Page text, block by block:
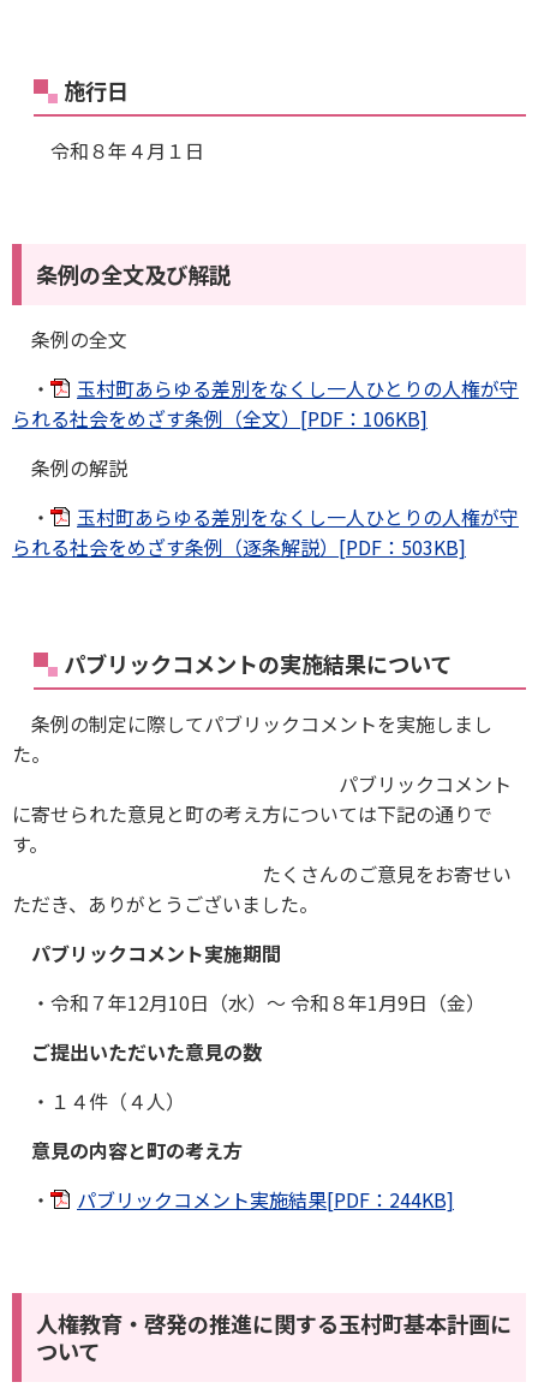
施行日
令和８年４月１日
条例の全文及び解説
条例の全文
・
玉村町あらゆる差別をなくし一人ひとりの人権が守
られる社会をめざす条例（全文）[PDF：106KB]
条例の解説
・
玉村町あらゆる差別をなくし一人ひとりの人権が守
られる社会をめざす条例（逐条解説）[PDF：503KB]
パブリックコメントの実施結果について
条例の制定に際してパブリックコメントを実施しまし
た。
パブリックコメント
に寄せられた意見と町の考え方については下記の通りで
す。
たくさんのご意見をお寄せい
ただき、ありがとうございました。
パブリックコメント実施期間
・令和７年12月10日（水）〜 令和８年1月9日（金）
ご提出いただいた意見の数
・１４件（４人）
意見の内容と町の考え方
・
パブリックコメント実施結果[PDF：244KB]
人権教育・啓発の推進に関する玉村町基本計画に
ついて